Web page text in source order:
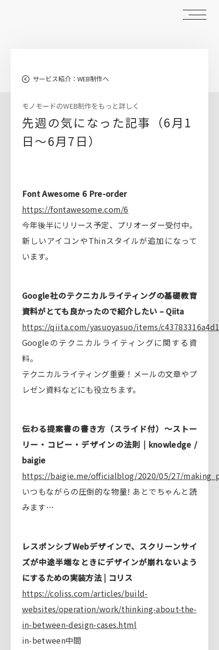
サービス紹介：WEB制作へ
モノモードのWEB制作をもっと詳しく
先週の気になった記事（6月1
日〜6月7日）
Font Awesome 6 Pre-order
https://fontawesome.com/6
今年後半にリリース予定、プリオーダー受付中。
新しいアイコンやThinスタイルが追加になって
います。
Google社のテクニカルライティングの基礎教育
資料がとても良かったので紹介したい – Qiita
https://qiita.com/yasuoyasuo/items/
Googleのテクニカルライティングに関する資
料。
テクニカルライティング重要！メールの文章やプ
レゼン資料などにも役立ちます。
伝わる提案書の書き方（スライド付）～ストー
リー・コピー・デザインの法則 | knowledge /
baigie
https://baigie.me/officialblog/2020/05/27/
いつもながらの圧倒的な物量! あとでちゃんと読
みます…
レスポンシブWebデザインで、スクリーンサイ
ズが中途半端なときにデザインが崩れないよう
にするための実装方法 | コリス
https://coliss.com/articles/build-
websites/operation/work/thinking-about-the-
in-between-design-cases.html
in-between中間